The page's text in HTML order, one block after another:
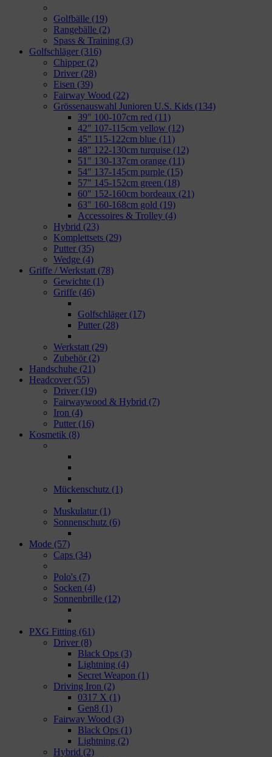
Golfbälle (19)
Rangebälle (2)
Spass & Training (3)
Golfschläger (316)
Chipper (2)
Driver (28)
Eisen (39)
Fairway Wood (22)
Grössenauswahl Junioren U.S. Kids (134)
39" 100-107cm red (11)
42" 107-115cm yellow (12)
45" 115-122cm blue (11)
48" 122-130cm turquise (12)
51" 130-137cm orange (11)
54" 137-145cm purple (15)
57" 145-152cm green (18)
60" 152-160cm bordeaux (21)
63" 160-168cm gold (19)
Accessoires & Trolley (4)
Hybrid (23)
Komplettsets (29)
Putter (35)
Wedge (4)
Griffe / Werkstatt (78)
Gewichte (1)
Griffe (46)
Golfschläger (17)
Putter (28)
Werkstatt (29)
Zubehör (2)
Handschuhe (21)
Headcover (55)
Driver (19)
Fairwaywood & Hybrid (7)
Iron (4)
Putter (16)
Kosmetik (8)
Mückenschutz (1)
Muskulatur (1)
Sonnenschutz (6)
Mode (57)
Caps (34)
Polo's (7)
Socken (4)
Sonnenbrille (12)
PXG Fitting (61)
Driver (8)
Black Ops (3)
Lightning (4)
Secret Weapon (1)
Driving Iron (2)
0317 X (1)
Gen8 (1)
Fairway Wood (3)
Black Ops (1)
Lightning (2)
Hybrid (2)